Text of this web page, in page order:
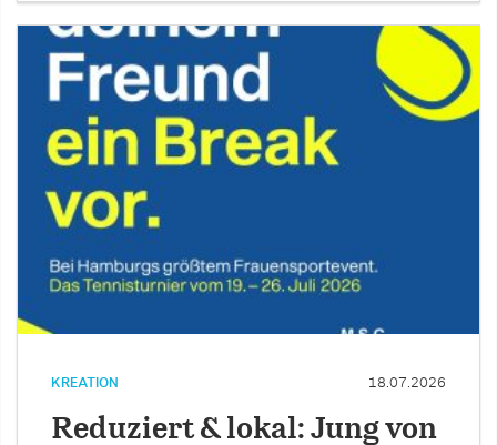
KREATION 18.07.2026
Reduziert & lokal: Jung von